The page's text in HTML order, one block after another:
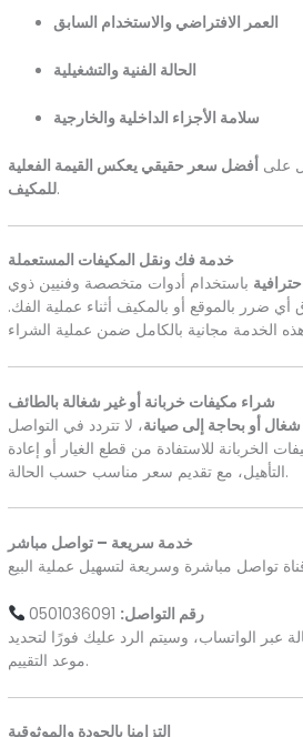
العمر الافتراضي والاستخدام السابق
الحالة الفنية والتشغيلية
سلامة الأجزاء الداخلية والخارجية
على أفضل سعر حقيقي يعكس القيمة الفعلية
للمكيف.
خدمة فك ونقل المكيفات المستعملة
باستخدام أدوات متخصصة وفنيين ذوي
ضرر بالموقع أو بالمكيف أثناء عملية الفك.
شراء مكيفات خربانة أو غير شغالة بالطائف
أو بحاجة إلى صيانة، لا تتردد في التواصل
الخربانة للاستفادة من قطع الغيار أو إعادة
التأهيل، مع تقديم سعر مناسب حسب الحالة.
خدمة سريعة – تواصل مباشر
رقم التواصل:
عبر الواتساب، وسيتم الرد عليك فورًا لتحديد
موعد التقييم.
التزامنا بالجودة والموثوقية